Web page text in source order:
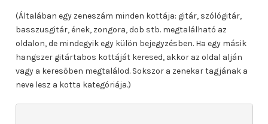
(Általában egy zeneszám minden kottája: gitár, szólógitár,
basszusgitár, ének, zongora, dob stb. megtalálható az
oldalon, de mindegyik egy külön bejegyzésben. Ha egy másik
hangszer gitártabos kottáját keresed, akkor az oldal alján
vagy a keresőben megtalálod. Sokszor a zenekar tagjának a
neve lesz a kotta kategóriája.)